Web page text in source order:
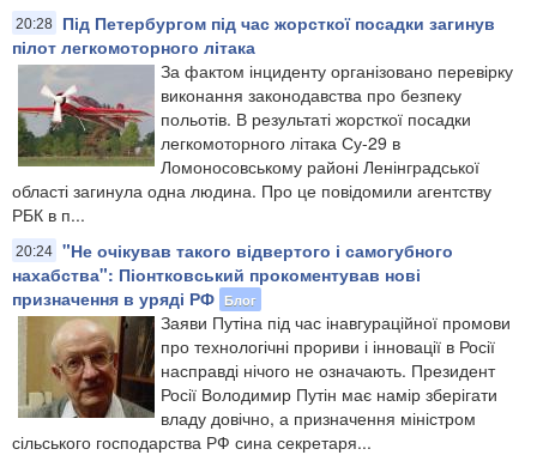
20:28
Під Петербургом під час жорсткої посадки загинув
пілот легкомоторного літака
За фактом інциденту організовано перевірку
виконання законодавства про безпеку
польотів. В результаті жорсткої посадки
легкомоторного літака Су-29 в
Ломоносовському районі Ленінградської
області загинула одна людина. Про це повідомили агентству
РБК в п...
20:24 "Не очікував такого відвертого і самогубного
нахабства": Піонтковський прокоментував нові
призначення в уряді РФ Блог
Заяви Путіна під час інавгураційної промови
про технологічні прориви і інновації в Росії
насправді нічого не означають. Президент
Росії Володимир Путін має намір зберігати
владу довічно, а призначення міністром
сільського господарства РФ сина секретаря...